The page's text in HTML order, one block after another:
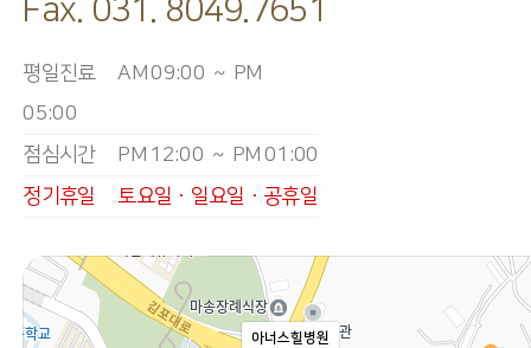
Fax. 031. 8049.7651
평일진료
AM 09:00 ~ PM
05:00
점심시간
PM 12:00 ~ PM 01:00
정기휴일
토요일ㆍ일요일ㆍ공휴일
아너스힐병원